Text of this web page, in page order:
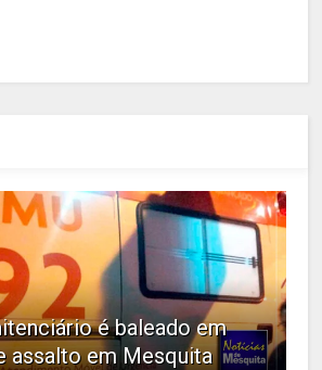
é baleado em
assalto em Mesquita